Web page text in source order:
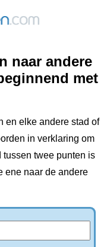
naar andere
met
en elke andere stad of
in verklaring om
twee punten is
ene naar de andere